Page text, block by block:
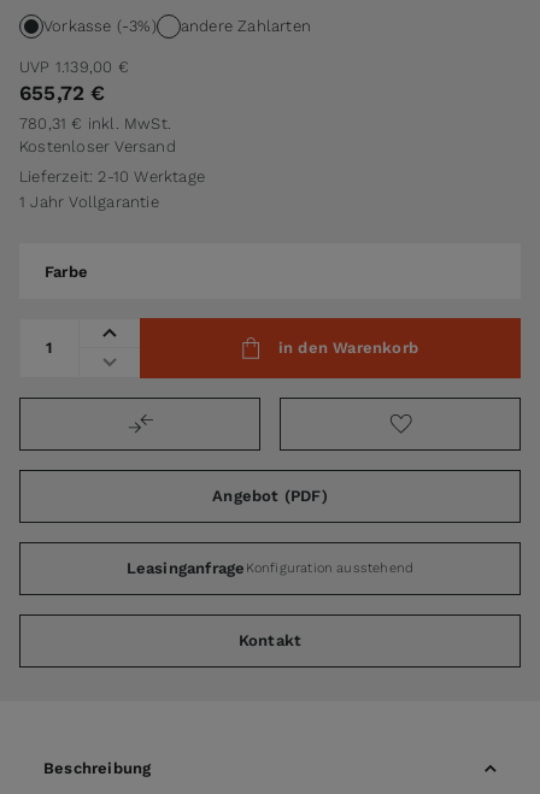
Vorkasse (-3%) andere Zahlarten
UVP 1.139,00 €
655,72 €
780,31 € inkl. MwSt.
Kostenloser Versand
Lieferzeit: 2-10 Werktage
1 Jahr Vollgarantie
Farbe
in den Warenkorb
Angebot (PDF)
Leasinganfrage Konfiguration ausstehend
Kontakt
Beschreibung